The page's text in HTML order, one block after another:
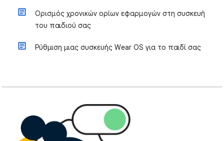
Ορισμός χρονικών ορίων εφαρμογών στη συσκευή
του παιδιού σας
Ρύθμιση μιας συσκευής Wear OS για το παιδί σας